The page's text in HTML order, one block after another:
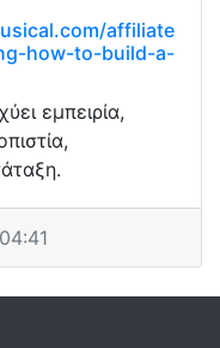
affiliate
how-to-build-a-
εμπειρία,